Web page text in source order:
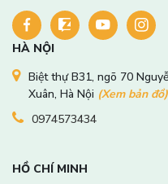
HÀ NỘI
Biệt thự B31, ngõ 70
Xuân, Hà Nội (Xem bản đồ)
0974573434
HỒ CHÍ MINH